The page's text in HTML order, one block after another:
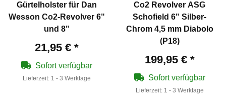
Gürtelholster für Dan
Wesson Co2-Revolver 6"
und 8"
21,95 € *
Sofort verfügbar
Lieferzeit: 1 - 3 Werktage
Co2 Revolver ASG
Schofield 6" Silber-
Chrom 4,5 mm Diabolo
(P18)
199,95 € *
Sofort verfügbar
Lieferzeit: 1 - 3 Werktage